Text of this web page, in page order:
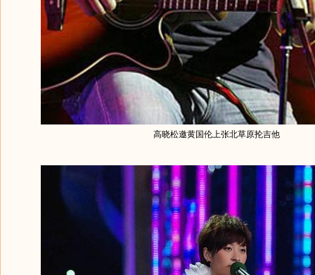
高晓松邀黄国伦上张北草原抡吉他